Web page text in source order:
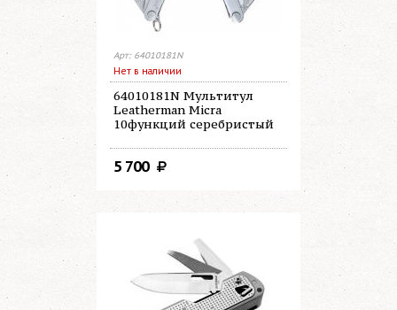
Арт: 64010181N
Нет в наличии
64010181N Мультитул
Leatherman Micra
10функций серебристый
5 700